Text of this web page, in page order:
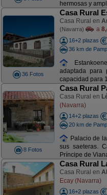
hermosas y
36 Fotos
Casa Rural
Casa Rural en
(Navarra) a
16+2 plazas
36 km de
adaptada para
capacidad para
8 Fotos
Casa Rural
Casa Rural en
(Navarra)
14+2 plazas
20 km de
Palacio de
sus saeteras.
Príncipe de
Casa Rural
Casa Rural en
Ecay (Navarra)
16+2 plazas